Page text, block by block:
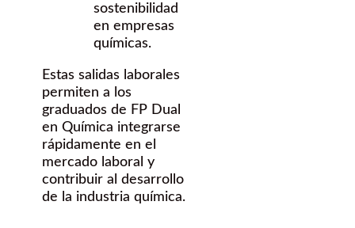
sostenibilidad
en empresas
químicas.
Estas salidas laborales
permiten a los
graduados de FP Dual
en Química integrarse
rápidamente en el
mercado laboral y
contribuir al desarrollo
de la industria química.